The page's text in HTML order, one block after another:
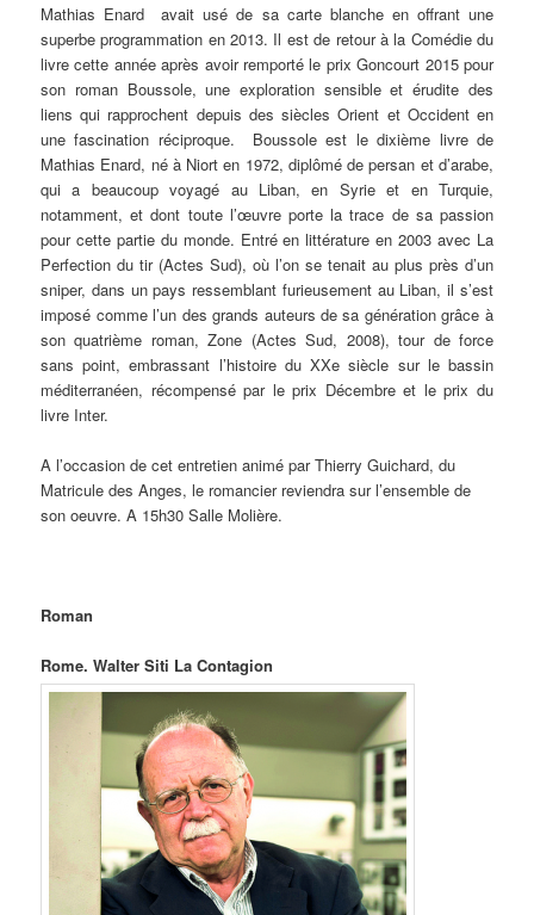
Mathias Enard avait usé de sa carte blanche en offrant une
superbe programmation en 2013. Il est de retour à la Comédie du
livre cette année après avoir remporté le prix Goncourt 2015 pour
son roman Boussole, une exploration sensible et érudite des
liens qui rapprochent depuis des siècles Orient et Occident en
une fascination réciproque. Boussole est le dixième livre de
Mathias Enard, né à Niort en 1972, diplômé de persan et d’arabe,
qui a beaucoup voyagé au Liban, en Syrie et en Turquie,
notamment, et dont toute l’œuvre porte la trace de sa passion
pour cette partie du monde. Entré en littérature en 2003 avec La
Perfection du tir (Actes Sud), où l’on se tenait au plus près d’un
sniper, dans un pays ressemblant furieusement au Liban, il s’est
imposé comme l’un des grands auteurs de sa génération grâce à
son quatrième roman, Zone (Actes Sud, 2008), tour de force
sans point, embrassant l’histoire du XXe siècle sur le bassin
méditerranéen, récompensé par le prix Décembre et le prix du
livre Inter.
A l’occasion de cet entretien animé par Thierry Guichard, du
Matricule des Anges, le romancier reviendra sur l’ensemble de
son oeuvre. A 15h30 Salle Molière.
Roman
Rome. Walter Siti La Contagion